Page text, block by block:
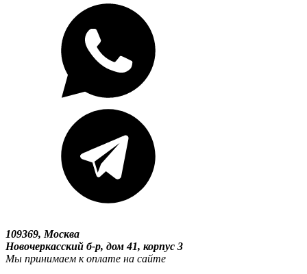
109369, Москва
Новочеркасский б-р, дом 41, корпус 3
Мы принимаем к оплате на сайте